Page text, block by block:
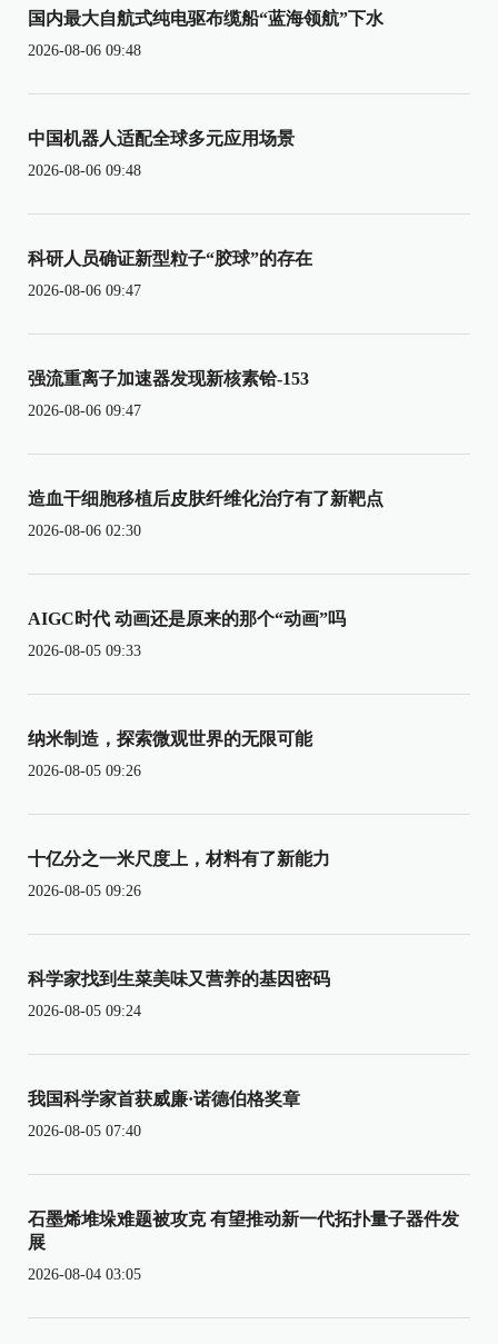
国内最大自航式纯电驱布缆船“蓝海领航”下水
2026-08-06 09:48
中国机器人适配全球多元应用场景
2026-08-06 09:48
科研人员确证新型粒子“胶球”的存在
2026-08-06 09:47
强流重离子加速器发现新核素铪-153
2026-08-06 09:47
造血干细胞移植后皮肤纤维化治疗有了新靶点
2026-08-06 02:30
AIGC时代 动画还是原来的那个“动画”吗
2026-08-05 09:33
纳米制造，探索微观世界的无限可能
2026-08-05 09:26
十亿分之一米尺度上，材料有了新能力
2026-08-05 09:26
科学家找到生菜美味又营养的基因密码
2026-08-05 09:24
我国科学家首获威廉·诺德伯格奖章
2026-08-05 07:40
石墨烯堆垛难题被攻克 有望推动新一代拓扑量子器件发
展
2026-08-04 03:05